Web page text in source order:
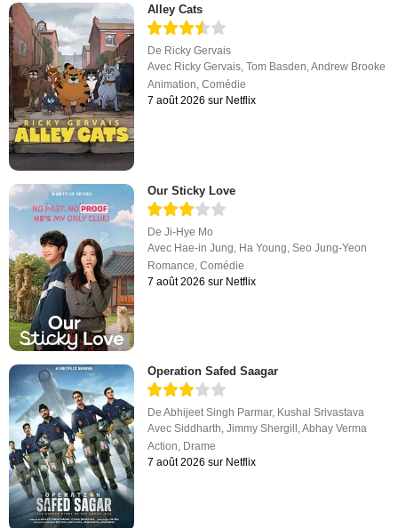
Alley Cats
De Ricky Gervais
Avec Ricky Gervais,Tom Basden,Andrew Brooke
Animation,Comédie
7 août 2026 sur Netflix
Our Sticky Love
DeJi-Hye Mo
Avec Hae-in Jung Ha Young ,Seo Jung-Yeon
Romance ,Comédie
7 août 2026 sur Netflix
Operation Safed Saagar
DeAbhijeet Singh Parmar, Kushal Srivastava
AvecSiddharth,Jimmy Shergill,Abhay Verma
Action, Drame
7 août 2026 sur Netflix